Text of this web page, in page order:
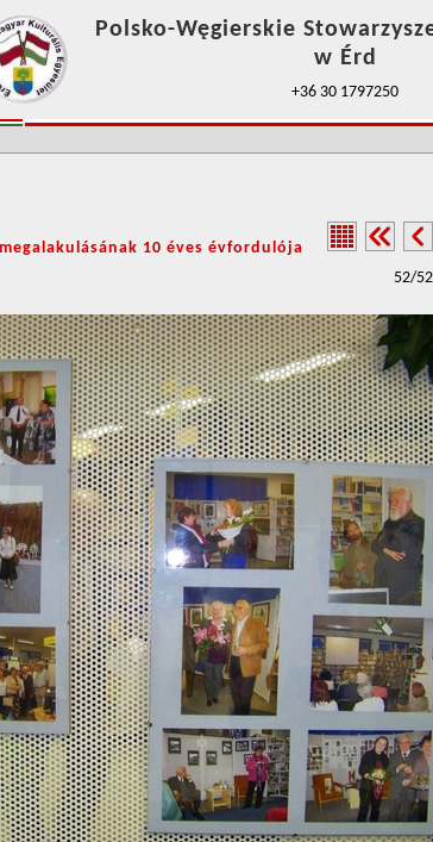
Polsko-Węgierskie
w Érd
+36 30 1797250
10 éves évfordulója
52/52